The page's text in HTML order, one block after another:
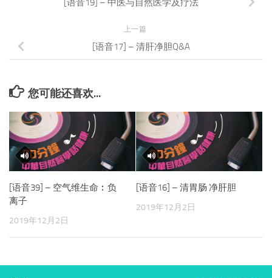
[语音19] – 中医与自然医学及疗法
上一篇
[语音17] – 清肝净胆Q&A
您可能还喜欢...
[语音39] – 空气维生命︰负
离子
2019年12月2日
[语音16] – 清胃肠 净肝胆
2019年12月2日